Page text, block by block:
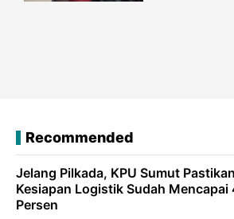
Recommended
Jelang Pilkada, KPU Sumut Pastikan
Kesiapan Logistik Sudah Mencapai
Persen